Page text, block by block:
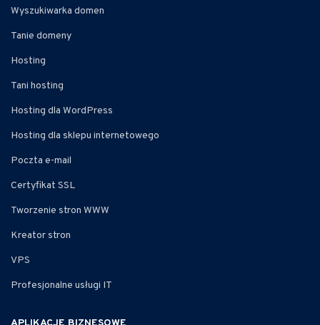
Wyszukiwarka domen
Tanie domeny
Hosting
Tani hosting
Hosting dla WordPress
Hosting dla sklepu internetowego
Poczta e-mail
Certyfikat SSL
Tworzenie stron WWW
Kreator stron
VPS
Profesjonalne usługi IT